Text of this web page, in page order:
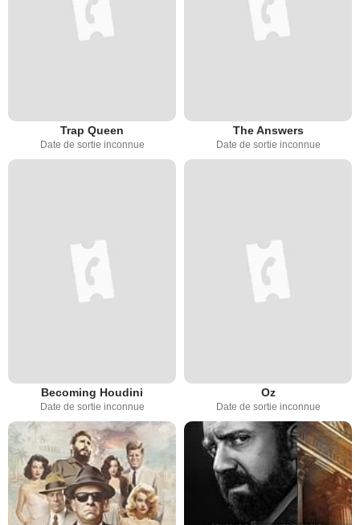
Trap Queen
Date de sortie inconnue
The Answers
Date de sortie inconnue
Becoming Houdini
Date de sortie inconnue
Oz
Date de sortie inconnue